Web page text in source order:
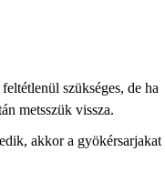
szükséges, de ha
metsszük vissza.
akkor a gyökérsarjakat